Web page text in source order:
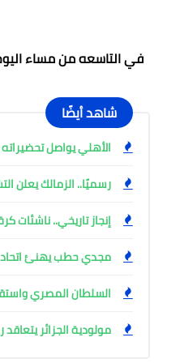
في التاسعه من مساء
شاهد أيضًا
الأهلي يواصل
رسميًا.. الزمالك يعلن
إنجاز تاريخي.. ناشئات
مجدي حطب يهنئ اتحاد كرة اليد
السلطان المصري
مولودية الجزائر